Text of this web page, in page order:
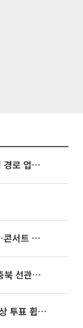
태풍 '돌핀' 오키나와 접근…일본기상청 경로 업데이트
빅뱅, 20주년 기념 '새 뱅봉' 선보인다⋯콘서트 앞두고 팝업 개최
압수수색
‘나솔사계’ 국화, 결별 후 재등장⋯첫인상 투표 휩쓸고 ‘인기녀’ 등극